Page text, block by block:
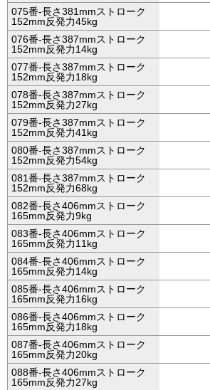
075番-長さ381mmストローク
152mm反発力45kg
076番-長さ387mmストローク
152mm反発力14kg
077番-長さ387mmストローク
152mm反発力18kg
078番-長さ387mmストローク
152mm反発力27kg
079番-長さ387mmストローク
152mm反発力41kg
080番-長さ387mmストローク
152mm反発力54kg
081番-長さ387mmストローク
152mm反発力68kg
082番-長さ406mmストローク
165mm反発力9kg
083番-長さ406mmストローク
165mm反発力11kg
084番-長さ406mmストローク
165mm反発力14kg
085番-長さ406mmストローク
165mm反発力16kg
086番-長さ406mmストローク
165mm反発力18kg
087番-長さ406mmストローク
165mm反発力20kg
088番-長さ406mmストローク
165mm反発力27kg